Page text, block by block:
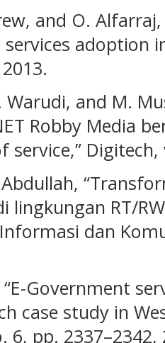
and O.
adoption
Warudi, and M.
Robby Media
lingkungan RT/
dan
Government
case study in
6, pp. 2337–2342,